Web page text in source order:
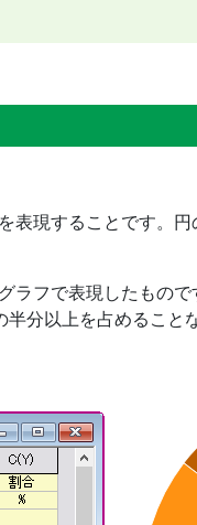
表現することです。
ラフで表現したもの
分以上を占めること